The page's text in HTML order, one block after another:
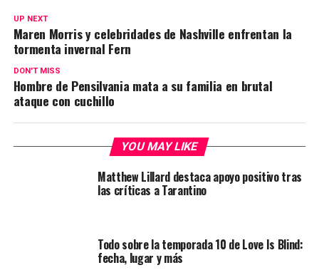
UP NEXT
Maren Morris y celebridades de Nashville enfrentan la
tormenta invernal Fern
DON'T MISS
Hombre de Pensilvania mata a su familia en brutal
ataque con cuchillo
YOU MAY LIKE
Matthew Lillard destaca apoyo positivo tras
las críticas a Tarantino
Todo sobre la temporada 10 de Love Is Blind:
fecha, lugar y más